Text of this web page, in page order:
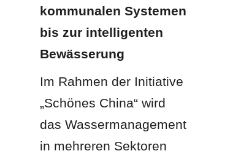
kommunalen Systemen
bis zur intelligenten
Bewässerung
Im Rahmen der Initiative
„Schönes China“ wird
das Wassermanagement
in mehreren Sektoren